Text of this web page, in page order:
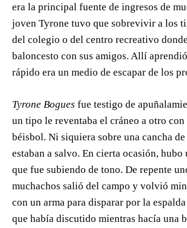
era la principal fuente de ingresos de
joven Tyrone tuvo que sobrevivir a los
del colegio o del centro recreativo
baloncesto con sus amigos. Allí
rápido era un medio de escapar de los
Tyrone Bogues fue testigo de
un tipo le reventaba el cráneo a otro con
béisbol. Ni siquiera sobre una cancha
estaban a salvo. En cierta ocasión, hubo
que fue subiendo de tono. De repente
muchachos salió del campo y volvió
con un arma para disparar por la
que había discutido mientras hacía una